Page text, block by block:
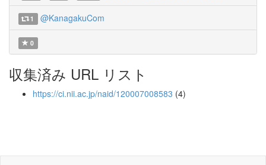
1 @KanagakuCom
0
収集済み URL リスト
https://ci.nii.ac.jp/naid/120007008583 (4)